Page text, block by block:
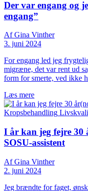
Der var engang og
engang”
Af Gina Vinther
3. juni 2024
For engang led jeg
migræne, det var rent ud
form for smerte, ved ikke
Læs mere
Kropsbehandling
I år kan jeg fejre 30
SOSU-assistent
Af Gina Vinther
2. juni 2024
Jeg brændte for faget,